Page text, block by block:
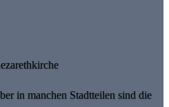
in manchen Stadtteilen sind die